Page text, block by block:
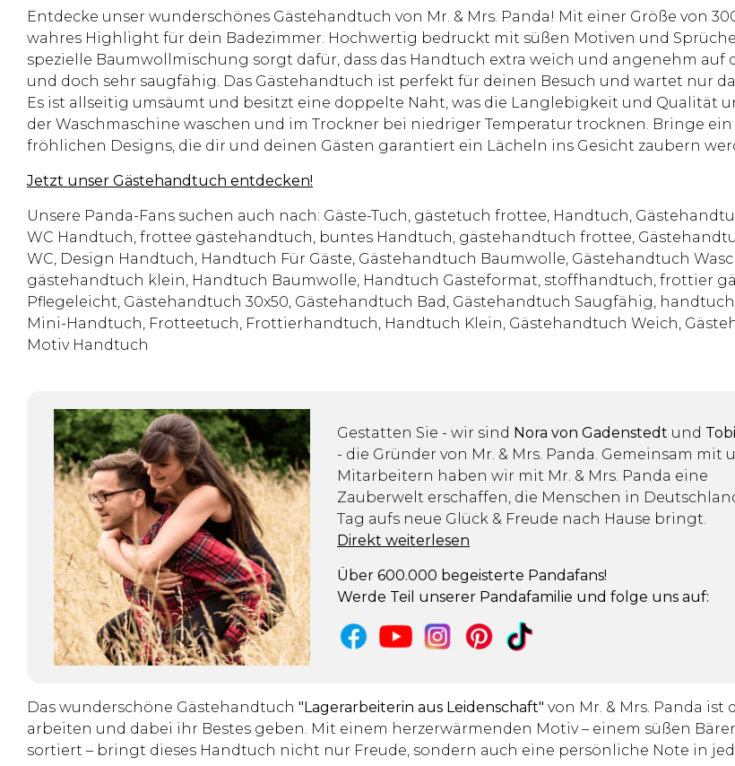
Entdecke unser wunderschönes Gästehandtuch von Mr. & Mrs. Panda! Mit einer Größe von
wahres Highlight für dein Badezimmer. Hochwertig bedruckt mit süßen Motiven und
spezielle Baumwollmischung sorgt dafür, dass das Handtuch extra weich und angenehm
und doch sehr saugfähig. Das Gästehandtuch ist perfekt für deinen Besuch und wartet nur
Es ist allseitig umsäumt und besitzt eine doppelte Naht, was die Langlebigkeit und Qualität
der Waschmaschine waschen und im Trockner bei niedriger Temperatur trocknen. Bringe
fröhlichen Designs, die dir und deinen Gästen garantiert ein Lächeln ins Gesicht zaubern
Jetzt unser Gästehandtuch entdecken!
Unsere Panda-Fans suchen auch nach: Gäste-Tuch, gästetuch frottee, Handtuch,
WC Handtuch, frottee gästehandtuch, buntes Handtuch, gästehandtuch frottee,
WC, Design Handtuch, Handtuch Für Gäste, Gästehandtuch Baumwolle, Gästehandtuch
gästehandtuch klein, Handtuch Baumwolle, Handtuch Gästeformat, stoffhandtuch, frottier
Pflegeleicht, Gästehandtuch 30x50, Gästehandtuch Bad, Gästehandtuch Saugfähig,
Mini-Handtuch, Frotteetuch, Frottierhandtuch, Handtuch Klein, Gästehandtuch Weich,
Motiv Handtuch
Gestatten Sie - wir sind Nora von Gadenstedt und
- die Gründer von Mr. & Mrs. Panda. Gemeinsam mit
Mitarbeitern haben wir mit Mr. & Mrs. Panda eine
Zauberwelt erschaffen, die Menschen in
Tag aufs neue Glück & Freude nach Hause bringt.
Direkt weiterlesen
Über 600.000 begeisterte Pandafans!
Werde Teil unserer Pandafamilie und folge uns auf:
Das wunderschöne Gästehandtuch "Lagerarbeiterin aus Leidenschaft" von Mr. & Mrs. Panda ist
arbeiten und dabei ihr Bestes geben. Mit einem herzerwärmenden Motiv – einem süßen
sortiert – bringt dieses Handtuch nicht nur Freude, sondern auch eine persönliche Note in